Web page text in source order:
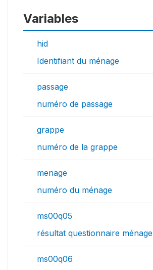
Variables
hid
Identifiant du ménage
passage
numéro de passage
grappe
numéro de la grappe
menage
numéro du ménage
ms00q05
résultat questionnaire ménage
ms00q06